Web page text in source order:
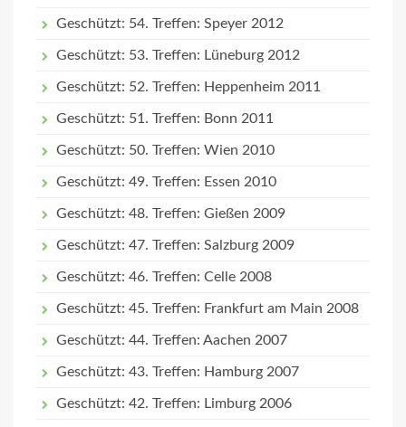
Geschützt: 54. Treffen: Speyer 2012
Geschützt: 53. Treffen: Lüneburg 2012
Geschützt: 52. Treffen: Heppenheim 2011
Geschützt: 51. Treffen: Bonn 2011
Geschützt: 50. Treffen: Wien 2010
Geschützt: 49. Treffen: Essen 2010
Geschützt: 48. Treffen: Gießen 2009
Geschützt: 47. Treffen: Salzburg 2009
Geschützt: 46. Treffen: Celle 2008
Geschützt: 45. Treffen: Frankfurt am Main 2008
Geschützt: 44. Treffen: Aachen 2007
Geschützt: 43. Treffen: Hamburg 2007
Geschützt: 42. Treffen: Limburg 2006